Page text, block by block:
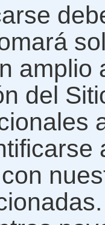
amplio
del